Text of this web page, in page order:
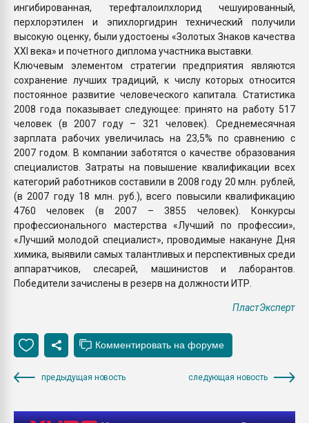
ингибированная, терефталоилхлорид чешуированный,
перхлорэтилен и эпихлоргидрин технический получили
высокую оценку, были удостоены «Золотых Знаков качества
XXI века» и почетного диплома участника выставки.
Ключевым элементом стратегии предприятия являются
сохранение лучших традиций, к числу которых относится
постоянное развитие человеческого капитала. Статистика
2008 года показывает следующее: принято на работу 517
человек (в 2007 году – 321 человек). Среднемесячная
зарплата рабочих увеличилась на 23,5% по сравнению с
2007 годом. В компании заботятся о качестве образования
специалистов. Затраты на повышение квалификации всех
категорий работников составили в 2008 году 20 млн. рублей,
(в 2007 году 18 млн. руб.), всего повысили квалификацию
4760 человек (в 2007 – 3855 человек). Конкурсы
профессионального мастерства «Лучший по профессии»,
«Лучший молодой специалист», проводимые накануне Дня
химика, выявили самых талантливых и перспективных среди
аппаратчиков, слесарей, машинистов и лаборантов.
Победители зачислены в резерв на должности ИТР.
ПластЭксперт
предыдущая новость следующая новость